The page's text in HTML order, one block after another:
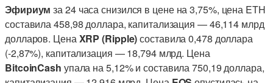
Эфириум за 24 часа снизился в цене на 3,75%, цена ETH
составила 458,98 доллара, капитализация — 46,114 млрд
долларов. ЦенаXRP (Ripple)составила 0,478 доллара
(-2,87%), капитализация — 18,794 млрд. Цена
BitcoinCash упала на 5,12% и составила 750,19 доллара,